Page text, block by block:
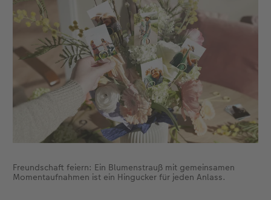
Freundschaft feiern: Ein Blumenstrauß mit gemeinsamen
Momentaufnahmen ist ein Hingucker für jeden Anlass.